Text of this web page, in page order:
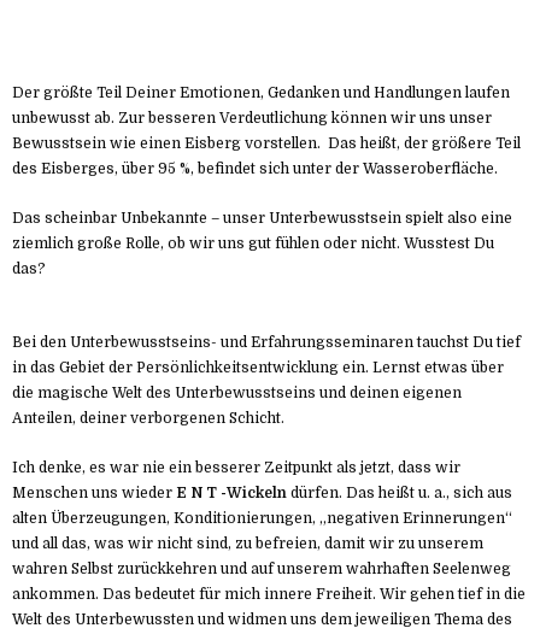
Der größte Teil Deiner Emotionen, Gedanken und Handlungen laufen
unbewusst ab. Zur besseren Verdeutlichung können wir uns unser
Bewusstsein wie einen Eisberg vorstellen. Das heißt, der größere Teil
des Eisberges, über 95 %, befindet sich unter der Wasseroberfläche.
Das scheinbar Unbekannte – unser Unterbewusstsein spielt also eine
ziemlich große Rolle, ob wir uns gut fühlen oder nicht. Wusstest Du
das?
Bei den Unterbewusstseins- und Erfahrungsseminaren tauchst Du tief
in das Gebiet der Persönlichkeitsentwicklung ein. Lernst etwas über
die magische Welt des Unterbewusstseins und deinen eigenen
Anteilen, deiner verborgenen Schicht.
Ich denke, es war nie ein besserer Zeitpunkt als jetzt, dass wir
Menschen uns wieder E N T -Wickeln dürfen. Das heißt u. a., sich aus
alten Überzeugungen, Konditionierungen, „negativen Erinnerungen“
und all das, was wir nicht sind, zu befreien, damit wir zu unserem
wahren Selbst zurückkehren und auf unserem wahrhaften Seelenweg
ankommen. Das bedeutet für mich innere Freiheit. Wir gehen tief in die
Welt des Unterbewussten und widmen uns dem jeweiligen Thema des